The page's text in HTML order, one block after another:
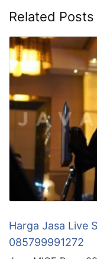
Related Posts
Harga Jasa Live
085799991272